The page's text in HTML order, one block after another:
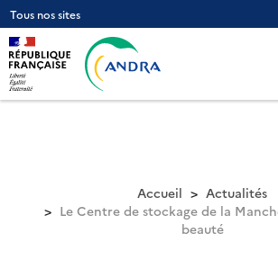
Aller
au
contenu
principal
Tous nos sites
Accueil
Actualités
Le Centre de stockage de la
beauté